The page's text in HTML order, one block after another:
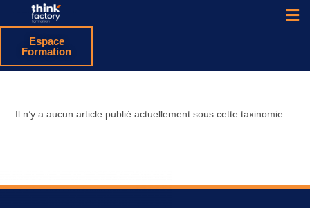
Espace
Formation
Il n’y a aucun article publié actuellement sous cette taxinomie.